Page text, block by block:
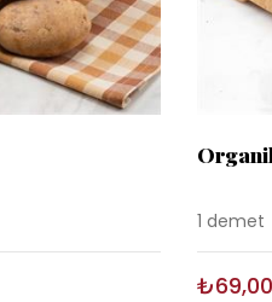
1 demet
₺69,00